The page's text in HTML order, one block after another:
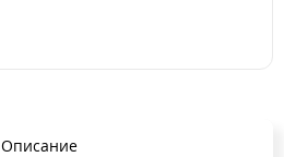
Описание